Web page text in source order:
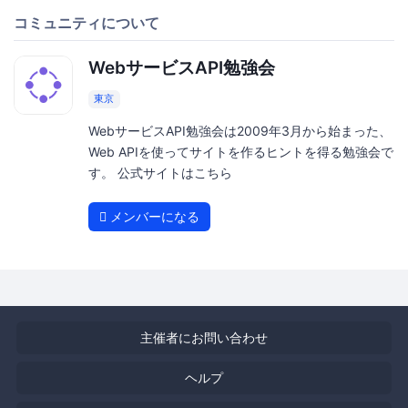
コミュニティについて
WebサービスAPI勉強会
東京
WebサービスAPI勉強会は2009年3月から始まった、
Web APIを使ってサイトを作るヒントを得る勉強会で
す。 公式サイトはこちら
メンバーになる
主催者にお問い合わせ
ヘルプ